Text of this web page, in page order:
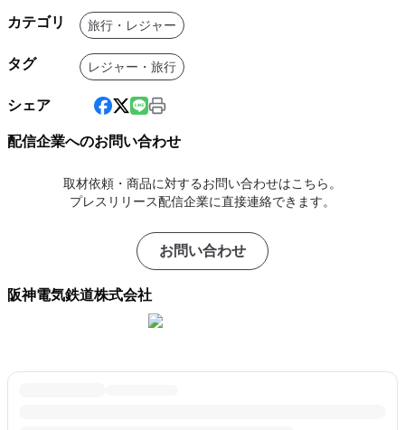
カテゴリ 旅行・レジャー
タグ レジャー・旅行
シェア
配信企業へのお問い合わせ
取材依頼・商品に対するお問い合わせはこちら。
プレスリリース配信企業に直接連絡できます。
お問い合わせ
阪神電気鉄道株式会社